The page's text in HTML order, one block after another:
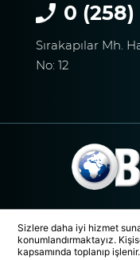
Sizlere daha iyi hizmet
konumlandırmaktayız.
kapsamında toplanıp
0 (258)
Sırakapılar Mh.
No: 12
© 2020 Tüm Hakları